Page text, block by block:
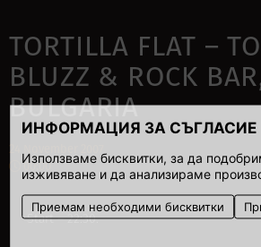
ИНФОРМАЦИЯ ЗА СЪГЛАСИЕ
Използваме бисквитки, за да
изживяване и да анализираме
Приемам необходими бисквитки
TORTILLA FLAT –
BLUZZ & ROCK
BULGARIA
00:00
Start – 22:30.